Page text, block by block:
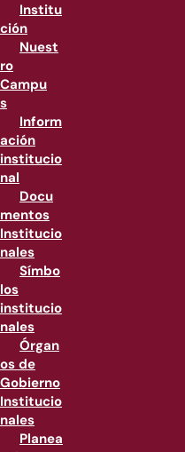
Institu
ción
Nuest
ro
Campu
s
Inform
ación
institucio
nal
Docu
mentos
Institucio
nales
Símbo
los
institucio
nales
Órgan
os de
Gobierno
Institucio
nales
Planea